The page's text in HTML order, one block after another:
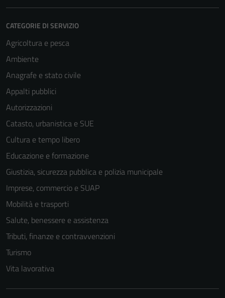
CATEGORIE DI SERVIZIO
Agricoltura e pesca
Ambiente
Anagrafe e stato civile
Appalti pubblici
Autorizzazioni
Catasto, urbanistica e SUE
Cultura e tempo libero
Educazione e formazione
Giustizia, sicurezza pubblica e polizia municipale
Imprese, commercio e SUAP
Mobilità e trasporti
Salute, benessere e assistenza
Tributi, finanze e contravvenzioni
Turismo
Vita lavorativa